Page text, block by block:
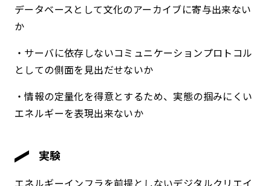
データベースとして文化のアーカイブに寄与出来ない
か
・サーバに依存しないコミュニケーションプロトコル
としての側面を見出だせないか
・情報の定量化を得意とするため、実態の掴みにくい
エネルギーを表現出来ないか
実験
エネルギーインフラを前提としないデジタルクリエイ